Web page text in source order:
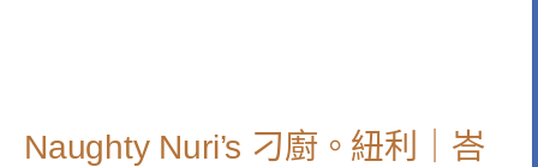
Naughty Nuri’s 刁廚。紐利｜峇